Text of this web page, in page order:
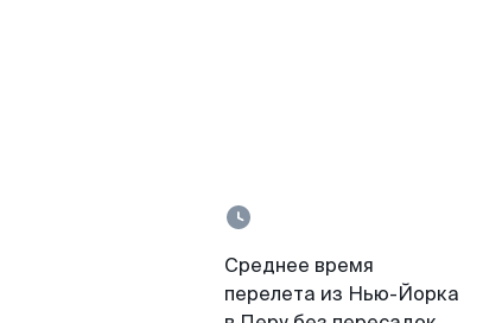
Среднее время
перелета из Нью-Йорка